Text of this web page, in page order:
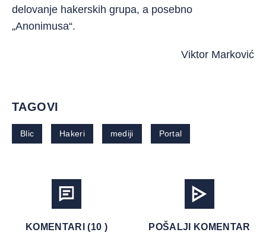
delovanje hakerskih grupa, a posebno
„Anonimusa“.
Viktor Marković
TAGOVI
Blic Hakeri mediji Portal
KOMENTARI (10 ) POŠALJI KOMENTAR